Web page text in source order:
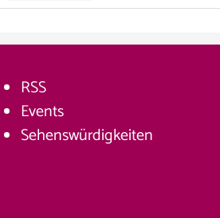
RSS
Events
Sehenswürdigkeiten